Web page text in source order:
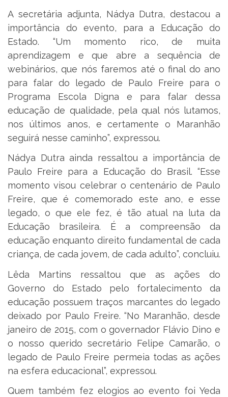
A secretária adjunta, Nádya Dutra, destacou a
importância do evento, para a Educação do
Estado. “Um momento rico, de muita
aprendizagem e que abre a sequência de
webinários, que nós faremos até o final do ano
para falar do legado de Paulo Freire para o
Programa Escola Digna e para falar dessa
educação de qualidade, pela qual nós lutamos,
nos últimos anos, e certamente o Maranhão
seguirá nesse caminho”, expressou.
Nádya Dutra ainda ressaltou a importância de
Paulo Freire para a Educação do Brasil. “Esse
momento visou celebrar o centenário de Paulo
Freire, que é comemorado este ano, e esse
legado, o que ele fez, é tão atual na luta da
Educação brasileira. É a compreensão da
educação enquanto direito fundamental de cada
criança, de cada jovem, de cada adulto”, concluiu.
Lêda Martins ressaltou que as ações do
Governo do Estado pelo fortalecimento da
educação possuem traços marcantes do legado
deixado por Paulo Freire. “No Maranhão, desde
janeiro de 2015, com o governador Flávio Dino e
o nosso querido secretário Felipe Camarão, o
legado de Paulo Freire permeia todas as ações
na esfera educacional”, expressou.
Quem também fez elogios ao evento foi Yeda